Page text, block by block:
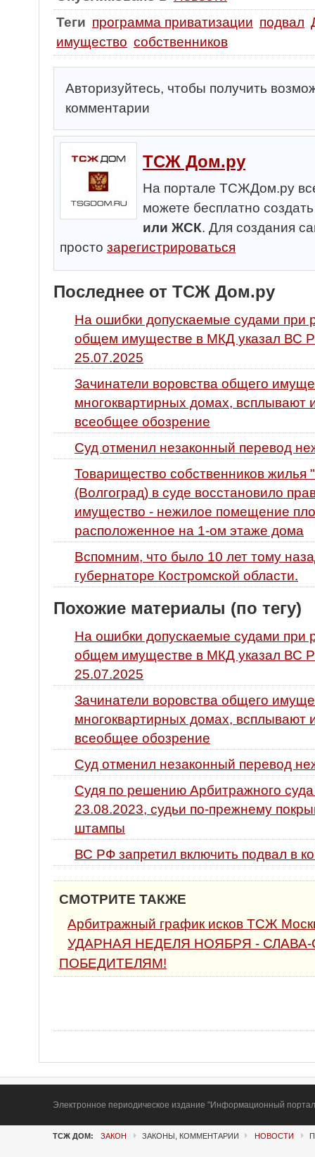
Теги программа приватизации подвал
имущество собственников
Авторизуйтесь, чтобы получить
комментарии
ТСЖ Дом.ру
На портале ТСЖДом.ру
можете бесплатно
или ЖСК. Для создания
просто зарегистрироваться
Последнее от ТСЖ Дом.ру
На ошибки допускаемые судами при
общем имуществе в МКД указал ВС
25.07.2025
Зачинатели воровства общего
многоквартирных домах, всплывают
всеобщее обозрение
Суд отменил незаконный перевод
Товарищество собственников жилья
(Волгоград) в суде восстановило
имущество - нежилое помещение
расположенное на 1-ом этаже дома
Вспомним, что было 10 лет тому
губернаторе Костромской области.
Похожие материалы (по тегу)
На ошибки допускаемые судами при
общем имуществе в МКД указал ВС
25.07.2025
Зачинатели воровства общего
многоквартирных домах, всплывают
всеобщее обозрение
Суд отменил незаконный перевод
Судя по решению Арбитражного суда
23.08.2023, судьи по-прежнему
штампы
ВС РФ запретил включить подвал в
СМОТРИТЕ ТАКЖЕ
Арбитражный график исков ТСЖ
УДАРНАЯ НЕДЕЛЯ НОЯБРЯ -
ПОБЕДИТЕЛЯМ!
Электронное периодическое издание "Информационный
ТСЖ ДОМ: ЗАКОН ЗАКОНЫ, КОММЕНТАРИИ НОВОСТИ